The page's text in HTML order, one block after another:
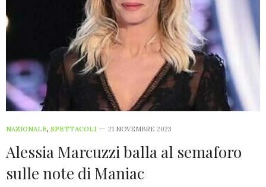
NAZIONALE, SPETTACOLI 21 NOVEMBRE 2023
Alessia Marcuzzi balla al semaforo
sulle note di Maniac